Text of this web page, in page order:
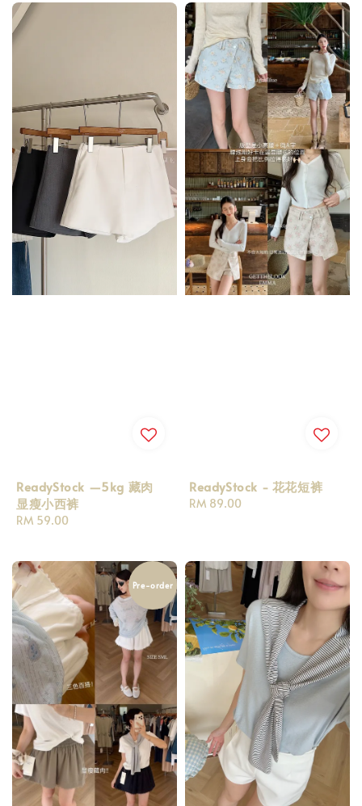
ReadyStock —5kg 藏肉
显瘦小西裤
Regular
RM 59.00
ReadyStock - 花花短裤
Regular
RM 89.00
Pre-order